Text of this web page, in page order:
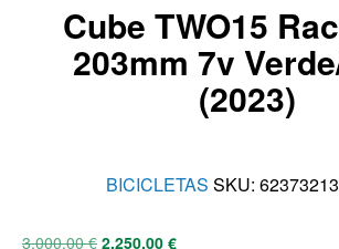
Cube TWO15
203mm 7v
(2023)
BICICLETAS SKU:
3.000,00€ 2.250,00 €